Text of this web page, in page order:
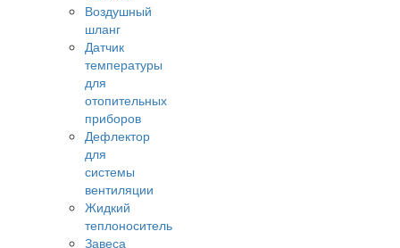
Воздушный
шланг
Датчик
температуры
для
отопительных
приборов
Дефлектор
для
системы
вентиляции
Жидкий
теплоноситель
Завеса